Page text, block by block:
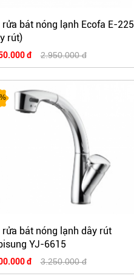
rửa bát nóng lạnh Ecofa E-225
rút)
đ 2.950.000 đ
rửa bát nóng lạnh dây rút
YJ-6615
đ 3.250.000 đ